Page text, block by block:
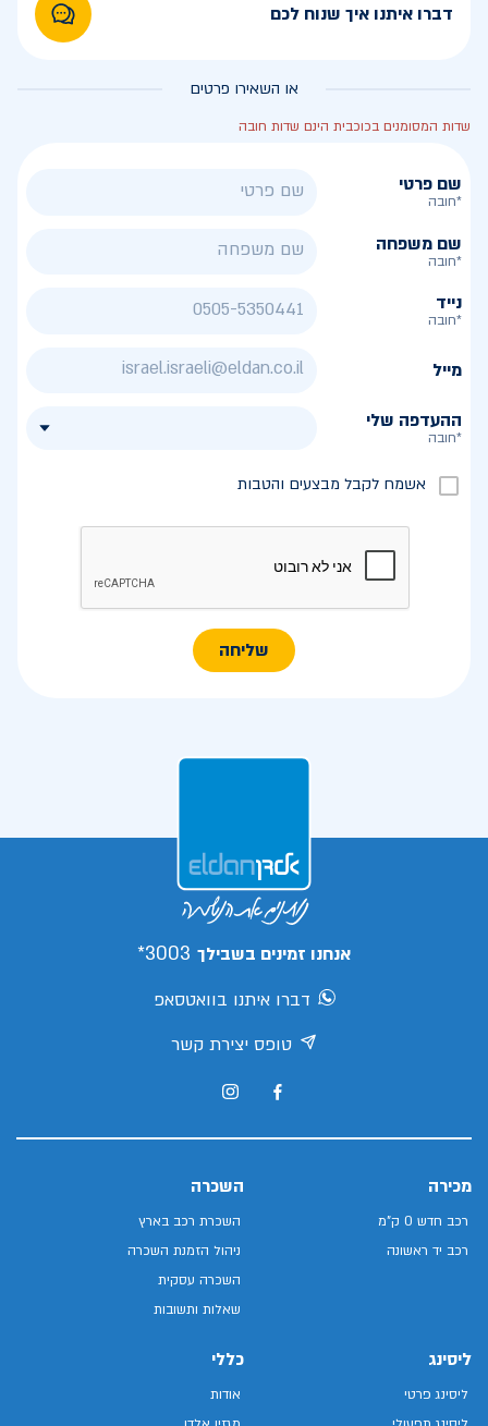
דברו איתנו איך שנוח לכם
או השאירו פרטים
שדות המסומנים בכוכבית הינם שדות חובה
שם פרטי
*חובה
שם משפחה
*חובה
נייד
*חובה
מייל
ההעדפה שלי
*חובה
אשמח לקבל מבצעים והטבות
שליחה
אנחנו זמינים בשבילך 3003*
דברו איתנו בוואטסאפ
טופס יצירת קשר
מכירה
רכב חדש 0 ק"מ
רכב יד ראשונה
השכרה
השכרת רכב בארץ
ניהול הזמנת השכרה
השכרה עסקית
שאלות ותשובות
ליסינג
ליסינג פרטי
כללי
אודות